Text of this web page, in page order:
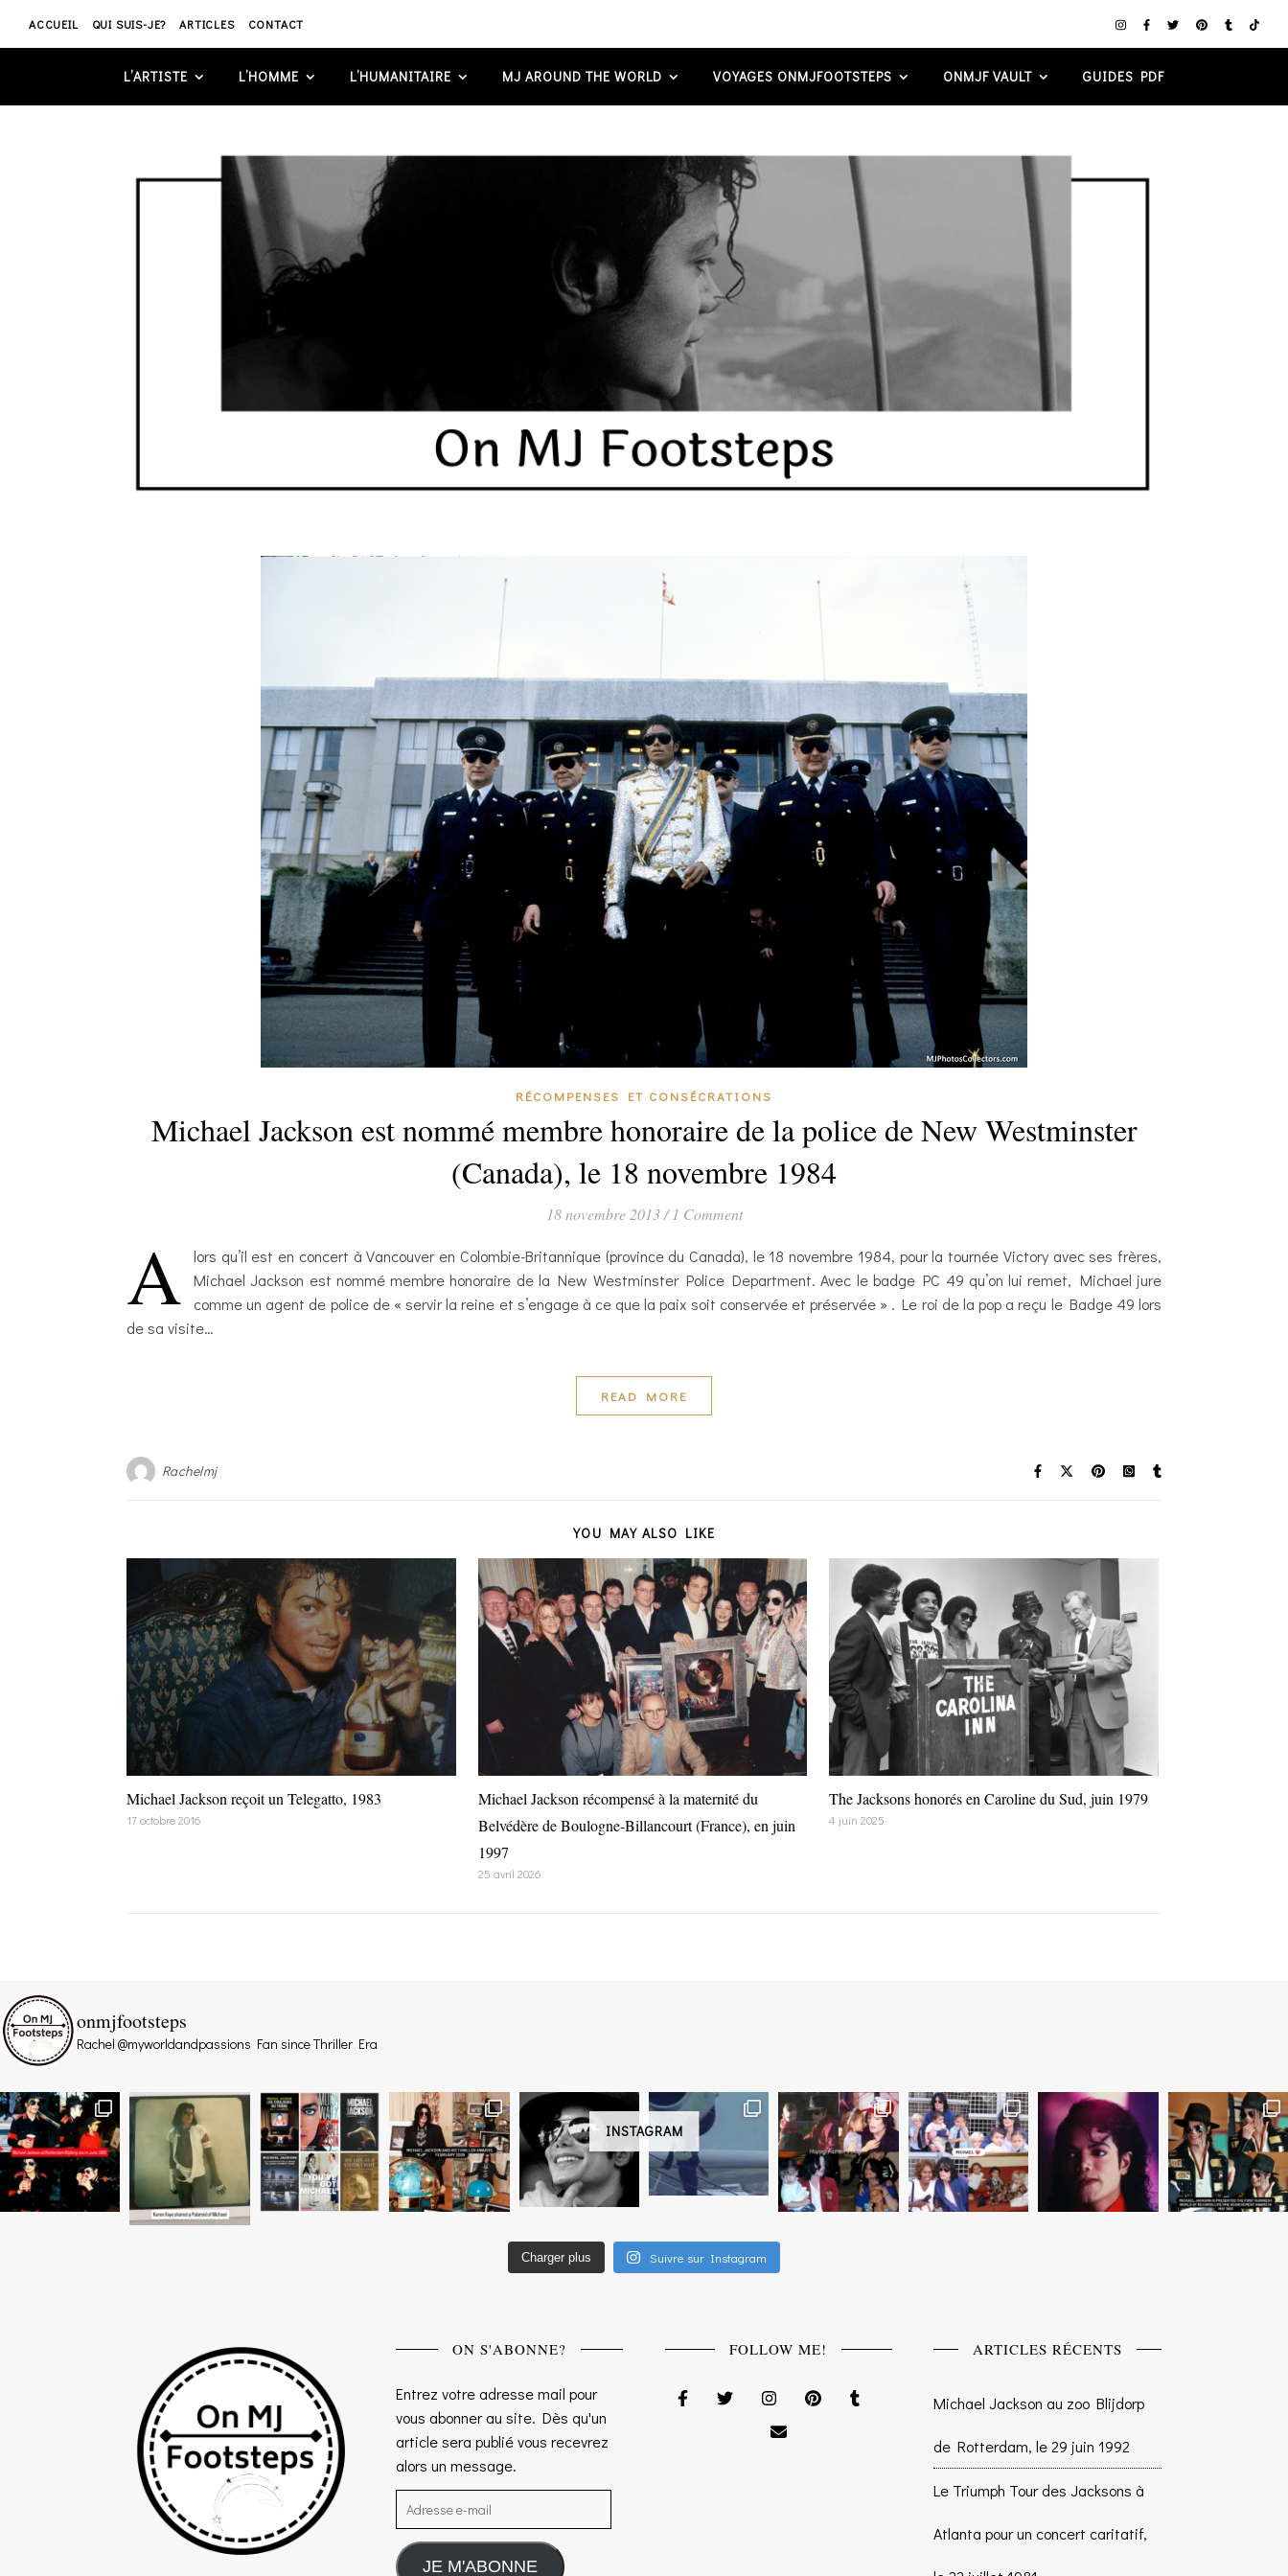
ACCUEIL QUI SUIS-JE? ARTICLES CONTACT
L’ARTISTE L’HOMME L’HUMANITAIRE MJ AROUND THE WORLD VOYAGES ONMJFOOTSTEPS ONMJF VAULT GUIDES PDF
RÉCOMPENSES ET CONSÉCRATIONS
Michael Jackson est nommé membre honoraire de la police de New Westminster
(Canada), le 18 novembre 1984
18 novembre 2013 / 1 Comment
A
lors qu’il est en concert à Vancouver en Colombie-Britannique (province du Canada), le 18 novembre 1984, pour la tournée Victory avec ses frères,
Michael Jackson est nommé membre honoraire de la New Westminster Police Department. Avec le badge PC 49 qu’on lui remet, Michael jure
comme un agent de police de « servir la reine et s’engage à ce que la paix soit conservée et préservée » . Le roi de la pop a reçu le Badge 49 lors
de sa visite…
READ MORE
Rachelmj
YOU MAY ALSO LIKE
Michael Jackson reçoit un Telegatto, 1983
17 octobre 2016
Michael Jackson récompensé à la maternité du
Belvédère de Boulogne-Billancourt (France), en juin
1997
25 avril 2026
The Jacksons honorés en Caroline du Sud, juin 1979
4 juin 2025
INSTAGRAM
onmjfootsteps
Rachel @myworldandpassions Fan since Thriller Era
Charger plus Suivre sur Instagram
ON S'ABONNE?
Entrez votre adresse mail pour
vous abonner au site. Dès qu'un
article sera publié vous recevrez
alors un message.
Adresse e-mail
JE M'ABONNE
FOLLOW ME! ARTICLES RÉCENTS
Michael Jackson au zoo Blijdorp
de Rotterdam, le 29 juin 1992
Le Triumph Tour des Jacksons à
Atlanta pour un concert caritatif,